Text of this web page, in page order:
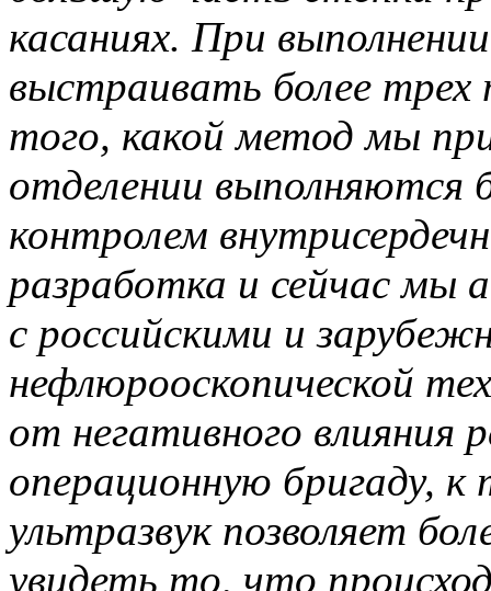
касаниях. При
выстраивать более
того, какой метод мы
отделении выполняются
контролем
разработка и сейчас мы
с российскими и
нефлюрооскопической
от негативного влияния
операционную бригаду,
ультразвук позволяет
увидеть то, что